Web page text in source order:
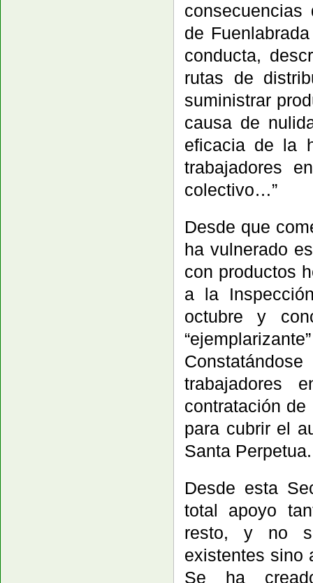
de
conducta,
rutas de
suministrar
causa de
eficacia de la
trabajadores
colectivo…”
Desde que
ha vulnerado
con productos
a la
octubre y
trabajadores
contratación
para cubrir el
Santa Perpetua.
Desde esta
total apoyo
resto, y no
existentes sino
Se ha